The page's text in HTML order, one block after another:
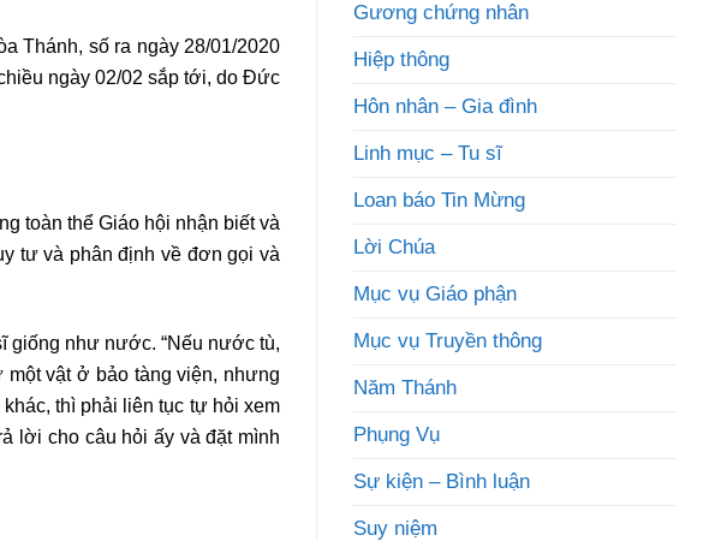
Thánh, số ra ngày 28/01/2020
ngày 02/02 sắp tới, do Đức
toàn thể Giáo hội nhận biết và
tư và phân định về đơn gọi và
giống như nước. “Nếu nước tù,
vật ở bảo tàng viện, nhưng
thì phải liên tục tự hỏi xem
lời cho câu hỏi ấy và đặt mình
Gương chứng nhân
Hiệp thông
Hôn nhân – Gia đình
Linh mục – Tu sĩ
Loan báo Tin Mừng
Lời Chúa
Mục vụ Giáo phận
Mục vụ Truyền thông
Năm Thánh
Phụng Vụ
Sự kiện – Bình luận
Suy niệm